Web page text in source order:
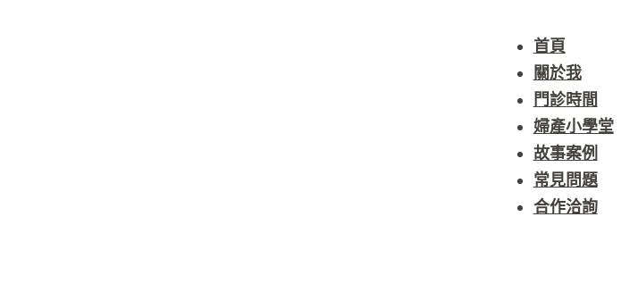
首頁
關於我
門診時間
婦產小學堂
故事案例
常見問題
合作洽詢